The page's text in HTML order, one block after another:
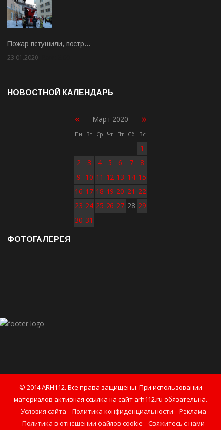
Пожар потушили, постр…
23.01.2020
НОВОСТНОЙ КАЛЕНДАРЬ
« Март 2020 »
Пн Вт Ср Чт Пт Сб Вс
1
2
3 4 5 6 7
8
9 10 11 12 13 14 15
16 17 18 19 20 21 22
23 24 25 26 27 28 29
30 31
ФОТОГАЛЕРЕЯ
© 2014 ARH112. Все права защищены. При использовании
материалов активная ссылка на сайт arh112.ru обязательна.
Условия сайта
Политика конфиденциальности
Реклама
Политика в отношении файлов cookie
Свяжитесь с нами